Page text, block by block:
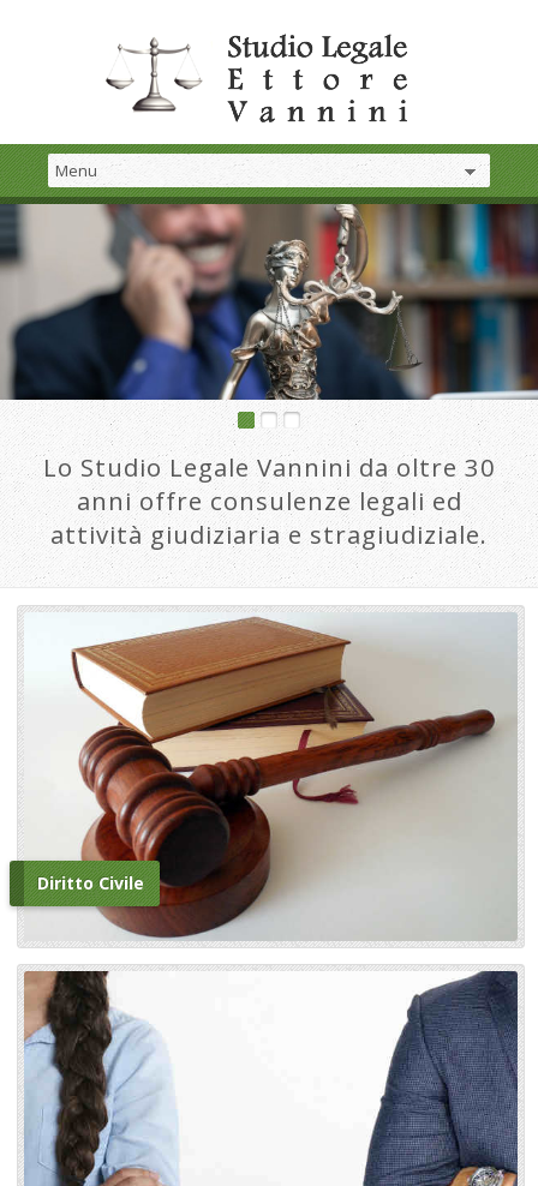
Lo Studio Legale Vannini da oltre 30
anni offre consulenze legali ed
attività giudiziaria e stragiudiziale.
Diritto Civile